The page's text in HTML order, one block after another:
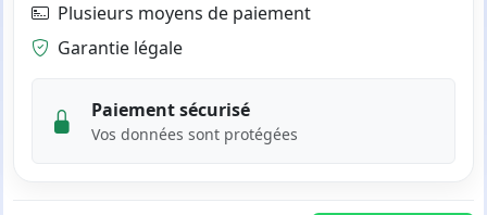
Plusieurs moyens de paiement
Garantie légale
Paiement sécurisé
Vos données sont protégées